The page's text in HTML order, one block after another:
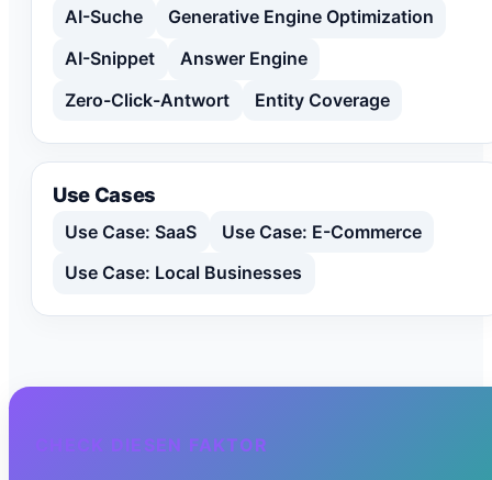
AI-Suche
Generative Engine Optimization
AI-Snippet
Answer Engine
Zero-Click-Antwort
Entity Coverage
Use Cases
Use Case: SaaS
Use Case: E-Commerce
Use Case: Local Businesses
CHECK DIESEN FAKTOR